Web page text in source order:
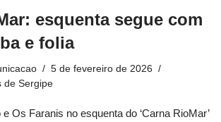
esquenta segue com
e folia
5 de fevereiro de 2026
de Sergipe
Os Faranis no esquenta do ‘Carna RioMar’